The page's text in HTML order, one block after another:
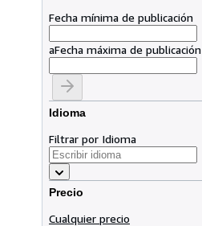
Fecha mínima de publicación
aFecha máxima de publicación
Idioma
Filtrar por Idioma
Precio
Cualquier precio